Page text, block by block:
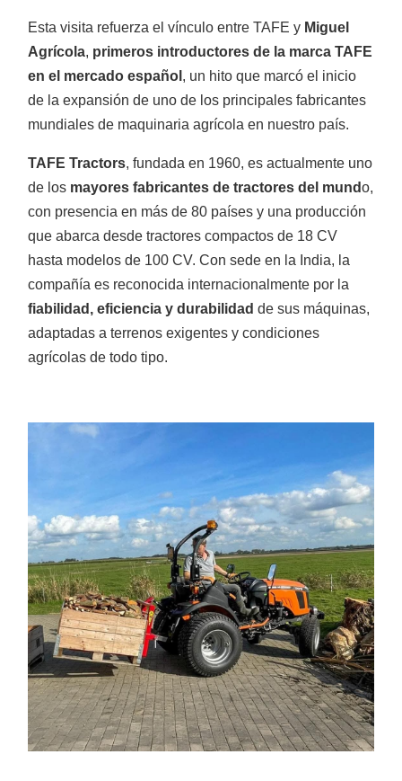
Trituradoras
Desbrozadoras
Esta visita refuerza el vínculo entre TAFE y Miguel
Agrícola, primeros introductores de la marca TAFE
en el mercado español , un hito que marcó el inicio
de la expansión de uno de los principales fabricantes
mundiales de maquinaria agrícola en nuestro país.
TAFE Tractors, fundada en 1960, es actualmente uno
de los mayores fabricantes de tractores del mundo,
con presencia en más de 80 países y una producción
que abarca desde tractores compactos de 18 CV
hasta modelos de 100 CV. Con sede en la India, la
compañía es reconocida internacionalmente por la
fiabilidad, eficiencia y durabilidad de sus máquinas,
adaptadas a terrenos exigentes y condiciones
agrícolas de todo tipo.